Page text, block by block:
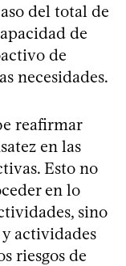
del total de
de
de
necesidades.
reafirmar
en las
Esto no
en lo
sino
actividades
riesgos de